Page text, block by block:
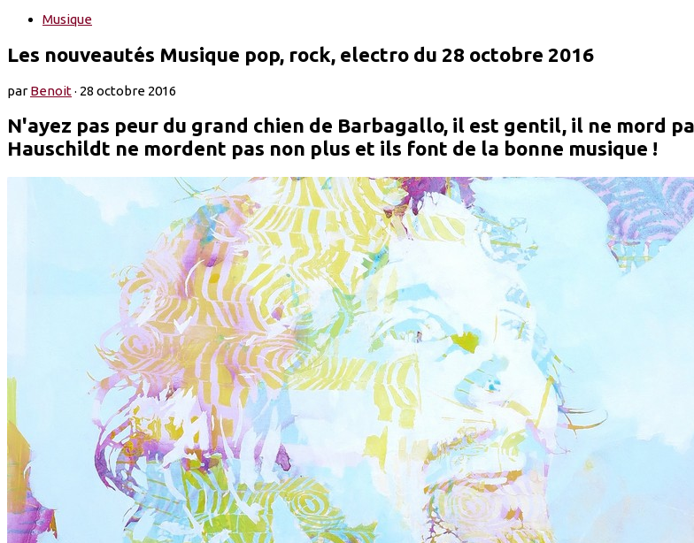
Musique
Les nouveautés Musique pop, rock, electro du 28 octobre 2016
parBenoit· 28 octobre 2016
N'ayez pas peur du grand chien de Barbagallo, il est gentil, il ne mord
Hauschildt ne mordent pas non plus et ils font de la bonne musique !